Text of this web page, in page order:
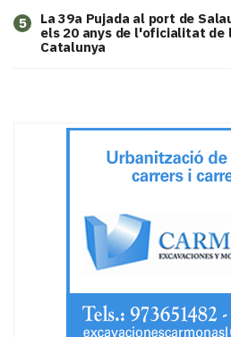
5
​La 39a Pujada al port de
els 20 anys de l'oficialitat de
Catalunya